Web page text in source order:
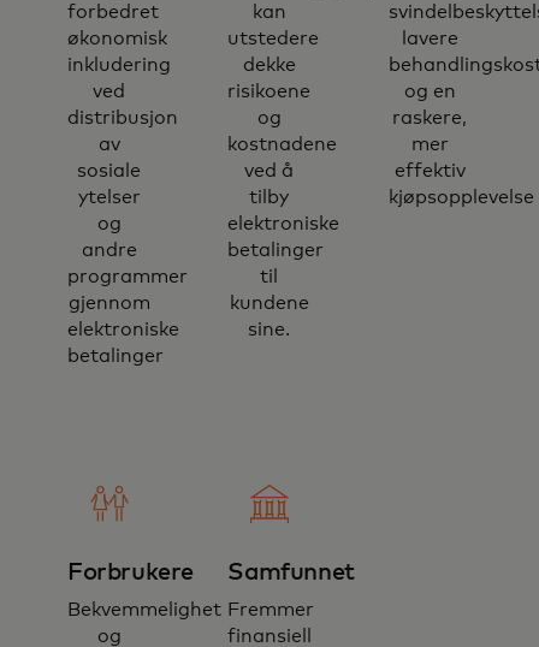
forbedret
økonomisk
inkludering
ved
distribusjon
av
sosiale
ytelser
og
andre
programmer
gjennom
elektroniske
betalinger
kan
utstedere
dekke
risikoene
og
kostnadene
ved å
tilby
elektroniske
betalinger
til
kundene
sine.
lavere
og en
raskere,
mer
effektiv
kjøpsopplevelse
Forbrukere
Bekvemmelighet
og
Samfunnet
Fremmer
finansiell